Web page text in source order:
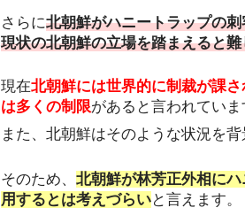
さらに北朝鮮がハニートラップの
現状の北朝鮮の立場を踏まえると難
現在北朝鮮には世界的に制裁が課
は多くの制限があると言われていま
また、北朝鮮はそのような状況を背
そのため、 北朝鮮が林芳正外相に
用するとは考えづらいと言えます。